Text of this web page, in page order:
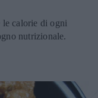
le calorie di ogni
nutrizionale.